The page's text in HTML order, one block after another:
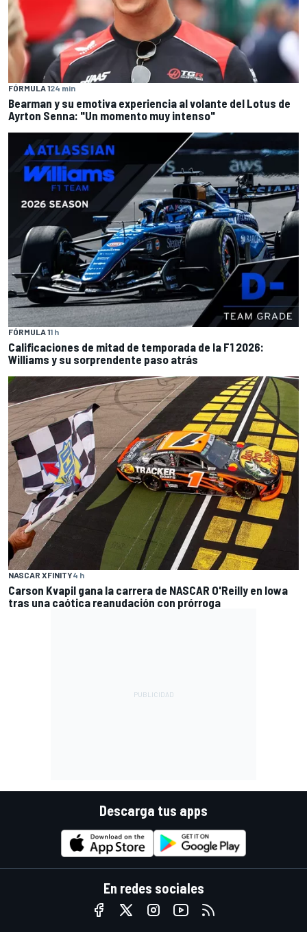
FÓRMULA 124 min
Bearman y su emotiva experiencia al volante del Lotus de
Ayrton Senna: "Un momento muy intenso"
FÓRMULA 11 h
Calificaciones de mitad de temporada de la F1 2026:
Williams y su sorprendente paso atrás
NASCAR XFINITY4 h
Carson Kvapil gana la carrera de NASCAR O'Reilly en Iowa
tras una caótica reanudación con prórroga
Descarga tus apps
En redes sociales